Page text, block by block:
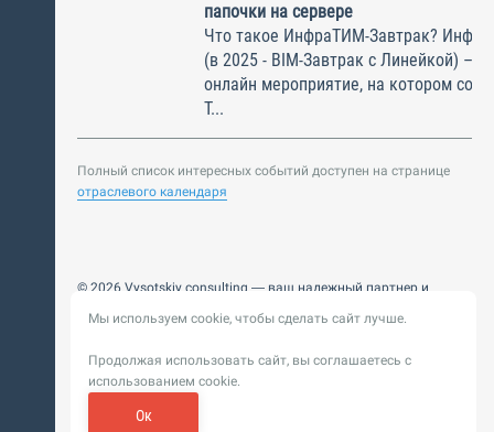
папочки на сервере
Что такое ИнфраТИМ-Завтрак?
(в 2025 - BIM-Завтрак с Линейкой) –
онлайн мероприятие, на котором
Т...
Полный список интересных событий доступен на странице
отраслевого календаря
© 2026 Vysotskiy consulting — ваш надежный партнер и
Цифровизация, BIM, ИИ. Внедряем и оптимизируем
Пользовательское
соглашение
Политика обработки персональных
данных
Мы используем cookie, чтобы сделать сайт лучше.
Продолжая использовать сайт, вы соглашаетесь с
использованием cookie.
Ок